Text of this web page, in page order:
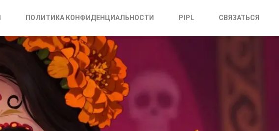
ПОЛИТИКА КОНФИДЕНЦИАЛЬНОСТИ PIPL СВЯЗАТЬСЯ